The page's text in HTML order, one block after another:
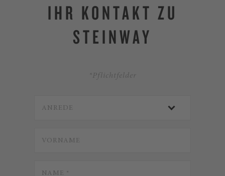
IHR KONTAKT ZU
STEINWAY
*Pflichtfelder